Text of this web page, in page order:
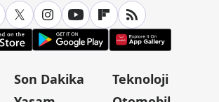
Son Dakika
Teknoloji